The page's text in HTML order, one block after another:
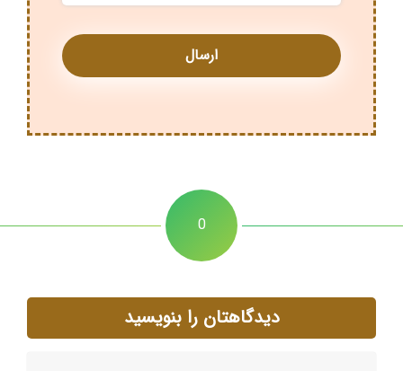
0
دیدگاهتان را بنویسید